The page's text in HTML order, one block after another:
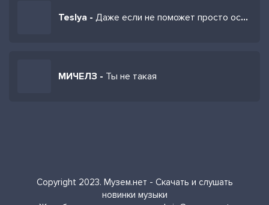
Teslya - Даже если не поможет просто остынь
МИЧЕЛЗ - Ты не такая
Copyright 2023. Музем.нет - Скачать и слушать
новинки музыки